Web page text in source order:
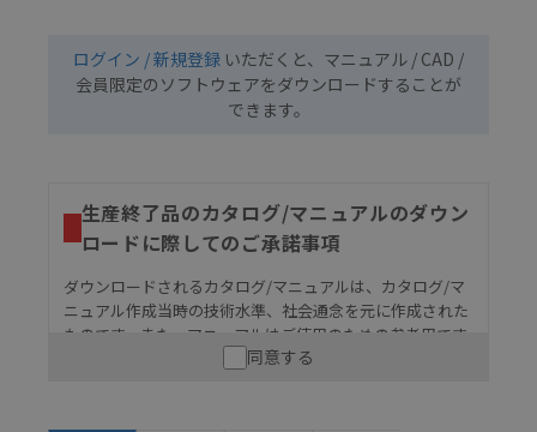
ログイン / 新規登録 いただくと、マニュアル / CAD /
会員限定のソフトウェアをダウンロードすることが
できます。
生産終了品のカタログ/マニュアルのダウン
ロードに際してのご承諾事項
ダウンロードされるカタログ/マニュアルは、カタログ/マ
ニュアル作成当時の技術水準、社会通念を元に作成された
ものです。また、マニュアルはご使用のための参考用です
ので、ご使用にあたっての安全性については十分にご配慮
同意する